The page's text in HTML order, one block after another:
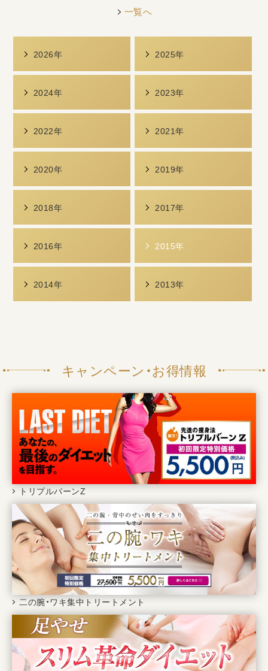
一覧へ
2026年 2025年
2024年 2023年
2022年 2021年
2020年 2019年
2018年 2017年
2016年 2015年
2014年 2013年
キャンペーン・お得情報
トリプルバーンZ
二の腕・ワキ集中トリートメント